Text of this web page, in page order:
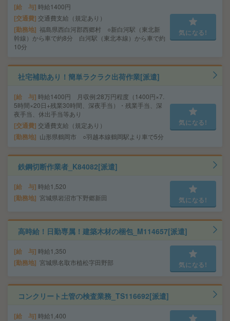
給 与 時給1400円
交通費 交通費支給（規定あり）
勤務地 福島県西白河郡西郷村 ○新白河駅（東北新
幹線）から車で約8分 白河駅（東北本線）から車で約
10分
気になる!
社宅補助あり！簡単ラクラク出荷作業[派遣]
給 与 時給1400円 月収例:28万円程度（1400円×7.
5時間×20日+残業30時間、深夜手当）・残業手当、深
夜手当、休出手当等あり
交通費 交通費支給（規定あり）
勤務地 山形県鶴岡市 ○羽越本線鶴岡駅より車で5分
気になる!
鉄鋼切断作業者_K84082[派遣]
給 与 時給1,520
勤務地 宮城県岩沼市下野郷新田 気になる!
高時給！日勤専属！建築木材の梱包_M114657[派遣]
給 与 時給1,350
勤務地 宮城県名取市植松字田野部 気になる!
コンクリート土管の検査業務_TS116692[派遣]
給 与 時給1,400